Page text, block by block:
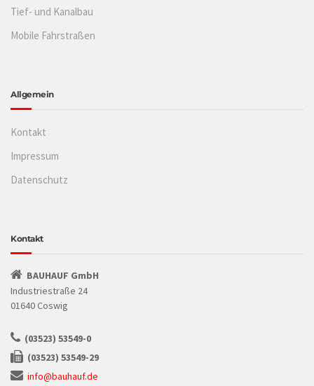
Tief- und Kanalbau
Mobile Fahrstraßen
Allgemein
Kontakt
Impressum
Datenschutz
Kontakt
BAUHAUF GmbH
Industriestraße 24
01640 Coswig
(03523) 53549-0
(03523) 53549-29
info@bauhauf.de